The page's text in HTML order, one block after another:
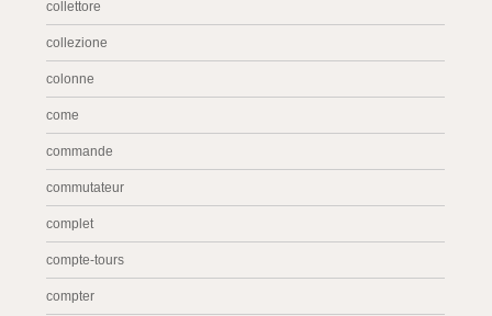
collettore
collezione
colonne
come
commande
commutateur
complet
compte-tours
compter